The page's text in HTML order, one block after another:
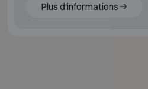
Plus d'informations